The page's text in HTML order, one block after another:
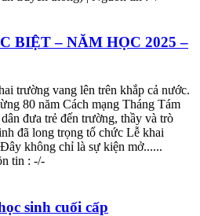
BIỆT – NĂM HỌC 2025 –
trường vang lên trên khắp cả nước.
80 năm Cách mạng Tháng Tám
đưa trẻ đến trường, thầy và trò
nh đã long trọng tổ chức Lễ khai
không chỉ là sự kiện mở......
tin : -/-
sinh cuối cấp